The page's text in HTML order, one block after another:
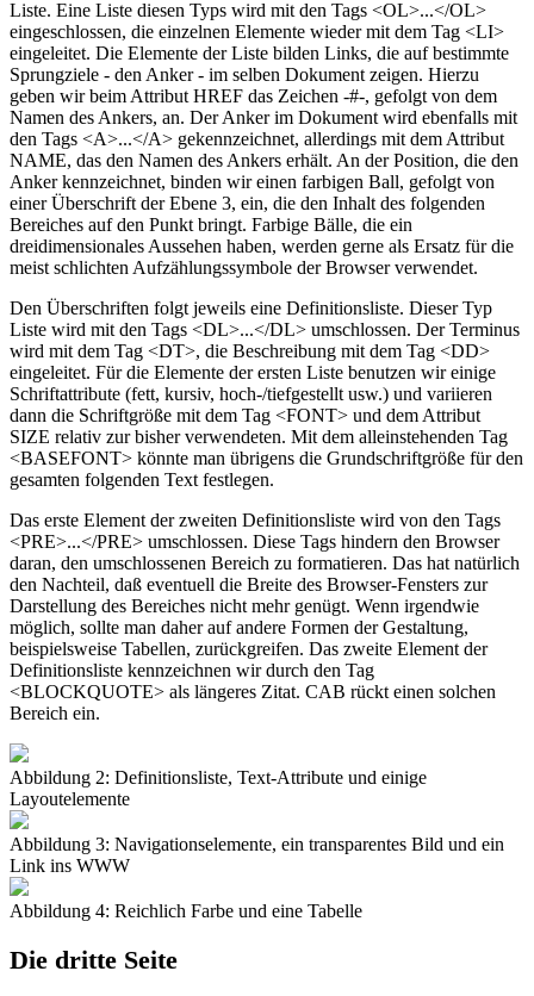
Liste. Eine Liste diesen Typs wird mit den Tags <OL>...</OL>
eingeschlossen, die einzelnen Elemente wieder mit dem Tag <LI>
eingeleitet. Die Elemente der Liste bilden Links, die auf bestimmte
Sprungziele - den Anker - im selben Dokument zeigen. Hierzu
geben wir beim Attribut HREF das Zeichen -#-, gefolgt von dem
Namen des Ankers, an. Der Anker im Dokument wird ebenfalls mit
den Tags <A>...</A> gekennzeichnet, allerdings mit dem Attribut
NAME, das den Namen des Ankers erhält. An der Position, die den
Anker kennzeichnet, binden wir einen farbigen Ball, gefolgt von
einer Überschrift der Ebene 3, ein, die den Inhalt des folgenden
Bereiches auf den Punkt bringt. Farbige Bälle, die ein
dreidimensionales Aussehen haben, werden gerne als Ersatz für die
meist schlichten Aufzählungssymbole der Browser verwendet.
Den Überschriften folgt jeweils eine Definitionsliste. Dieser Typ
Liste wird mit den Tags <DL>...</DL> umschlossen. Der Terminus
wird mit dem Tag <DT>, die Beschreibung mit dem Tag <DD>
eingeleitet. Für die Elemente der ersten Liste benutzen wir einige
Schriftattribute (fett, kursiv, hoch-/tiefgestellt usw.) und variieren
dann die Schriftgröße mit dem Tag <FONT> und dem Attribut
SIZE relativ zur bisher verwendeten. Mit dem alleinstehenden Tag
<BASEFONT> könnte man übrigens die Grundschriftgröße für den
gesamten folgenden Text festlegen.
Das erste Element der zweiten Definitionsliste wird von den Tags
<PRE>...</PRE> umschlossen. Diese Tags hindern den Browser
daran, den umschlossenen Bereich zu formatieren. Das hat natürlich
den Nachteil, daß eventuell die Breite des Browser-Fensters zur
Darstellung des Bereiches nicht mehr genügt. Wenn irgendwie
möglich, sollte man daher auf andere Formen der Gestaltung,
beispielsweise Tabellen, zurückgreifen. Das zweite Element der
Definitionsliste kennzeichnen wir durch den Tag
<BLOCKQUOTE> als längeres Zitat. CAB rückt einen solchen
Bereich ein.
Abbildung 2: Definitionsliste, Text-Attribute und einige
Layoutelemente
Abbildung 3: Navigationselemente, ein transparentes Bild und ein
Link ins WWW
Abbildung 4: Reichlich Farbe und eine Tabelle
Die dritte Seite